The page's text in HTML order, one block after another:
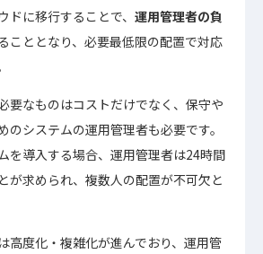
ドに移行することで、 運用管理者の負
こととなり、必要最低限の配置で対応
要なものはコストだけでなく、保守や
のシステムの運用管理者も必要です。
を導入する場合、運用管理者は24時間
が求められ、複数人の配置が不可欠と
高度化・複雑化が進んでおり、運用管